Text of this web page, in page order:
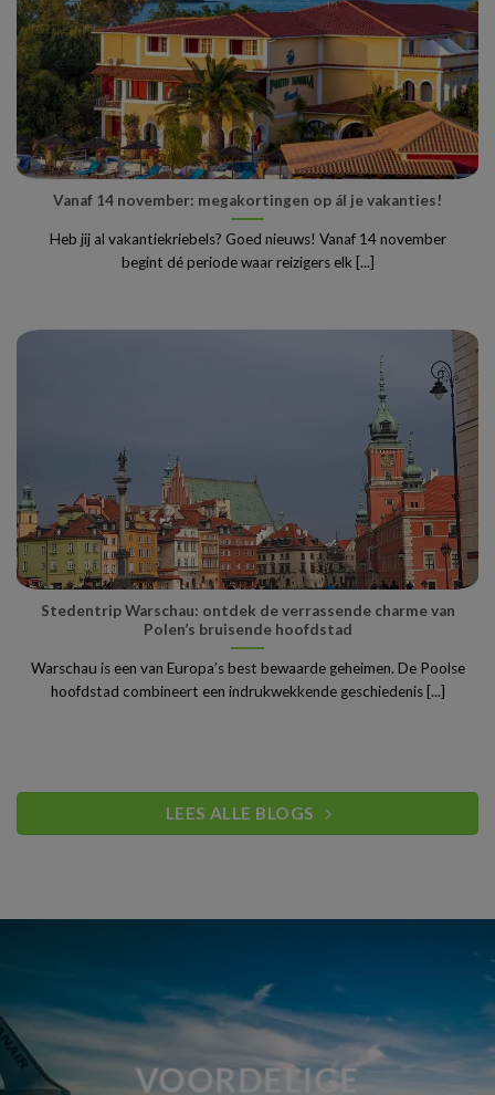
Vanaf 14 november: megakortingen op ál je vakanties!
Heb jij al vakantiekriebels? Goed nieuws! Vanaf 14 november
begint dé periode waar reizigers elk [...]
Stedentrip Warschau: ontdek de verrassende charme van
Polen’s bruisende hoofdstad
Warschau is een van Europa’s best bewaarde geheimen. De Poolse
hoofdstad combineert een indrukwekkende geschiedenis [...]
LEES ALLE BLOGS
VOORDELIGE